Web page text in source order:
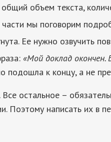
объем текста,
мы поговорим
Ее нужно озвучить
«Мой доклад окончен.
подошла к концу, а не
остальное –
Поэтому написать их в